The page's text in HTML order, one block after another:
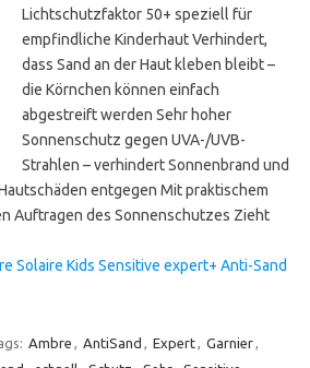
Lichtschutzfaktor 50+ speziell für
empfindliche Kinderhaut Verhindert,
dass Sand an der Haut kleben bleibt –
die Körnchen können einfach
abgestreift werden Sehr hoher
Sonnenschutz gegen UVA-/UVB-
Strahlen – verhindert Sonnenbrand und
entgegen Mit praktischem
Auftragen des Sonnenschutzes Zieht
Solaire Kids Sensitive expert+ Anti-Sand
Ambre , AntiSand , Expert, Garnier,